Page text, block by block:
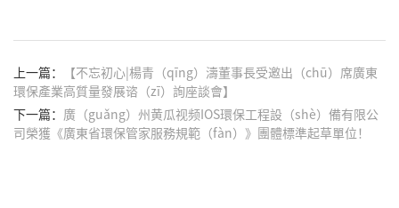
上一篇：
【不忘初心|楊青（qīng）濤董事長受邀出（chū）席廣東
環保產業高質量發展谘（zī）詢座談會】
下一篇： 廣（guǎng）州黄瓜视频IOS環保工程設（shè）備有限公
司榮獲《廣東省環保管家服務規範（fàn）》團體標準起草單位！